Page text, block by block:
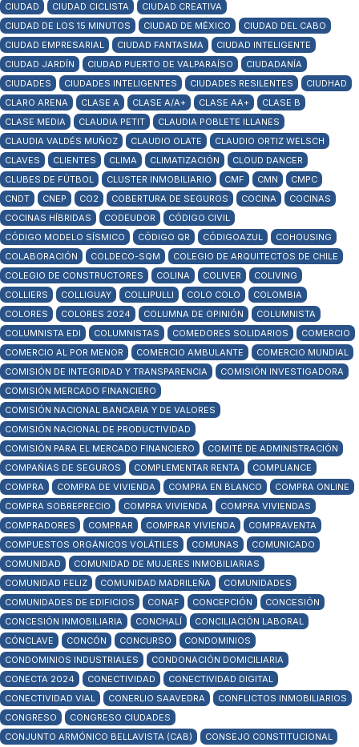
CIUDAD
CIUDAD CICLISTA
CIUDAD CREATIVA
CIUDAD DE LOS 15 MINUTOS
CIUDAD DE MÉXICO
CIUDAD DEL CABO
CIUDAD EMPRESARIAL
CIUDAD FANTASMA
CIUDAD INTELIGENTE
CIUDAD JARDÍN
CIUDAD PUERTO DE VALPARAÍSO
CIUDADANÍA
CIUDADES
CIUDADES INTELIGENTES CIUDADES RESILENTES
CIUDHAD
CLARO ARENA
CLASE A CLASE A/A+ CLASE AA+
CLASE B
CLASE MEDIA
CLAUDIA PETIT
CLAUDIA POBLETE ILLANES
CLAUDIA VALDÉS MUÑOZ
CLAUDIO OLATE
CLAUDIO ORTIZ WELSCH
CLAVES
CLIENTES CLIMA CLIMATIZACIÓN
CLOUD DANCER
CLUBES DE FÚTBOL
CLUSTER INMOBILIARIO CMF CMN
CMPC
CNDT
CNEP CO2 COBERTURA DE SEGUROS COCINA
COCINAS
COCINAS HÍBRIDAS
CODEUDOR
CÓDIGO CIVIL
CÓDIGO MODELO SÍSMICO
CÓDIGO QR CÓDIGOAZUL
COHOUSING
COLABORACIÓN
COLDECO-SQM
COLEGIO DE ARQUITECTOS DE CHILE
COLEGIO DE CONSTRUCTORES
COLINA COLIVER
COLIVING
COLLIERS
COLLIGUAY COLLIPULLI COLO COLO
COLOMBIA
COLORES
COLORES 2024 COLUMNA DE OPINIÓN
COLUMNISTA
COLUMNISTA EDI
COLUMNISTAS COMEDORES SOLIDARIOS
COMERCIO
COMERCIO AL POR MENOR
COMERCIO AMBULANTE
COMERCIO MUNDIAL
COMISIÓN DE INTEGRIDAD Y TRANSPARENCIA
COMISIÓN INVESTIGADORA
COMISIÓN MERCADO FINANCIERO
COMISIÓN NACIONAL BANCARIA Y DE VALORES
COMISIÓN NACIONAL DE PRODUCTIVIDAD
COMISIÓN PARA EL MERCADO FINANCIERO
COMITÉ DE ADMINISTRACIÓN
COMPAÑIAS DE SEGUROS
COMPLEMENTAR RENTA
COMPLIANCE
COMPRA
COMPRA DE VIVIENDA COMPRA EN BLANCO
COMPRA ONLINE
COMPRA SOBREPRECIO
COMPRA VIVIENDA
COMPRA VIVIENDAS
COMPRADORES
COMPRAR COMPRAR VIVIENDA
COMPRAVENTA
COMPUESTOS ORGÁNICOS VOLÁTILES
COMUNAS
COMUNICADO
COMUNIDAD
COMUNIDAD DE MUJERES INMOBILIARIAS
COMUNIDAD FELIZ
COMUNIDAD MADRILEÑA
COMUNIDADES
COMUNIDADES DE EDIFICIOS
CONAF CONCEPCIÓN
CONCESIÓN
CONCESIÓN INMOBILIARIA
CONCHALÍ
CONCILIACIÓN LABORAL
CÓNCLAVE
CONCÓN CONCURSO
CONDOMINIOS
CONDOMINIOS INDUSTRIALES
CONDONACIÓN DOMICILIARIA
CONECTA 2024
CONECTIVIDAD
CONECTIVIDAD DIGITAL
CONECTIVIDAD VIAL
CONERLIO SAAVEDRA
CONFLICTOS INMOBILIARIOS
CONGRESO
CONGRESO CIUDADES
CONJUNTO ARMÓNICO BELLAVISTA (CAB)
CONSEJO CONSTITUCIONAL